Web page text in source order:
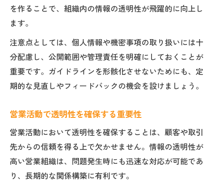
を作ることで、組織内の情報の透明性が飛躍的に向上し
ます。
注意点としては、個人情報や機密事項の取り扱いには十
分配慮し、公開範囲や管理責任を明確にしておくことが
重要です。ガイドラインを形骸化させないためにも、定
期的な見直しやフィードバックの機会を設けましょう。
営業活動で透明性を確保する重要性
営業活動において透明性を確保することは、顧客や取引
先からの信頼を得る上で欠かせません。情報の透明性が
高い営業組織は、問題発生時にも迅速な対応が可能であ
り、長期的な関係構築に有利です。